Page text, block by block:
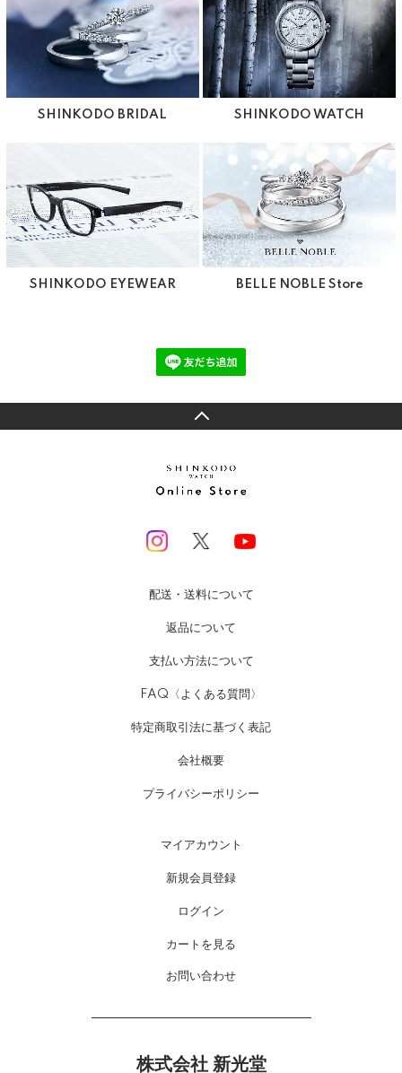
SHINKODO BRIDAL SHINKODO WATCH
SHINKODO EYEWEAR BELLE NOBLE Store
配送・送料について
返品について
支払い方法について
FAQ〈よくある質問〉
特定商取引法に基づく表記
会社概要
プライバシーポリシー
マイアカウント
新規会員登録
ログイン
カートを見る
お問い合わせ
株式会社 新光堂